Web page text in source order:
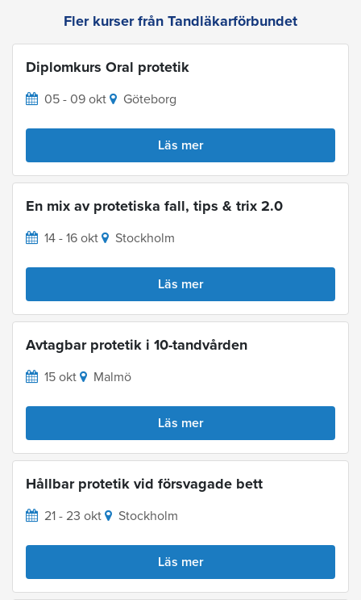
Fler kurser från Tandläkarförbundet
Diplomkurs Oral protetik
05 - 09 okt Göteborg
Läs mer
En mix av protetiska fall, tips & trix 2.0
14 - 16 okt Stockholm
Läs mer
Avtagbar protetik i 10-tandvården
15 okt Malmö
Läs mer
Hållbar protetik vid försvagade bett
21 - 23 okt Stockholm
Läs mer